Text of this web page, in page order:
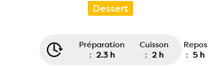
Dessert
Préparation
: 2.3 h
Cuisson
: 2 h
Repos
: 5 h